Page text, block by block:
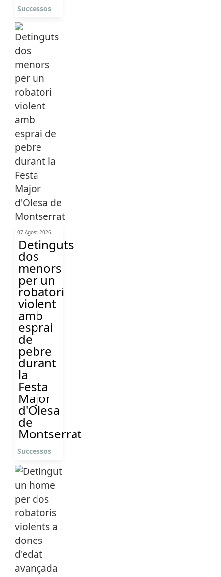
Successos
07 Agost 2026
Detinguts
dos
menors
per un
robatori
violent
amb
esprai
de
pebre
durant
la
Festa
Major
d'Olesa
de
Montserrat
Successos